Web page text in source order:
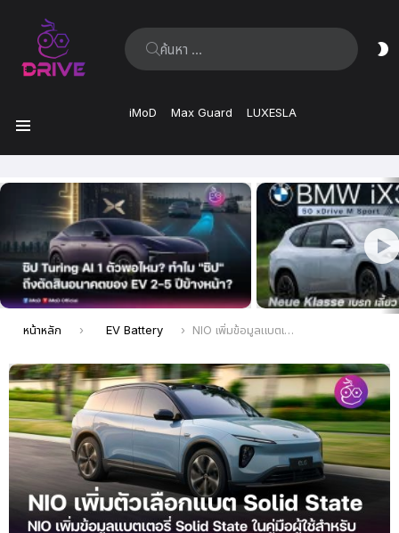
ค้นหา:
iMoD Max Guard LUXESLA
ล่าสุด
คุณอยู่ที่นี่:
หน้าหลัก EV Battery NIO เพิ่มข้อมูลแบตเตอรี่ Solid State ในคู่มือผู้ใช้สำหรับรถยนต์ SUV ES6 รุ่นใหม่ วิ่งไกล 930 กม.